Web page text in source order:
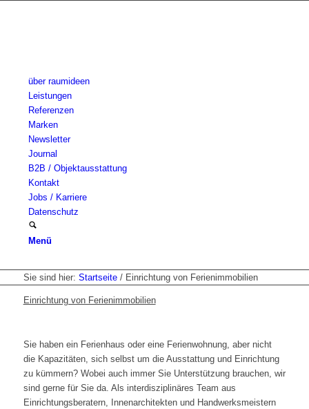
über raumideen
Leistungen
Referenzen
Marken
Newsletter
Journal
B2B / Objektausstattung
Kontakt
Jobs / Karriere
Datenschutz
Menü
Sie sind hier: Startseite / Einrichtung von Ferienimmobilien
Einrichtung von Ferienimmobilien
Sie haben ein Ferienhaus oder eine Ferienwohnung, aber nicht
die Kapazitäten, sich selbst um die Ausstattung und Einrichtung
zu kümmern? Wobei auch immer Sie Unterstützung brauchen, wir
sind gerne für Sie da. Als interdisziplinäres Team aus
Einrichtungsberatern, Innenarchitekten und Handwerksmeistern